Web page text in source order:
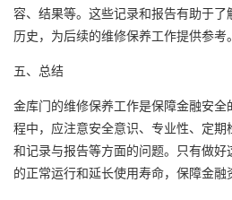
容、结果等。这些记录和报告有助于
历史，为后续的维修保养工作提供参考。
五、总结
金库门的维修保养工作是保障金融安
程中，应注意安全意识、专业性、定
和记录与报告等方面的问题。只有做
的正常运行和延长使用寿命，保障金融